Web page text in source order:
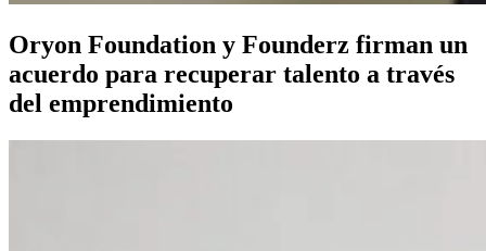
Oryon Foundation y Founderz firman un
acuerdo para recuperar talento a través
del emprendimiento